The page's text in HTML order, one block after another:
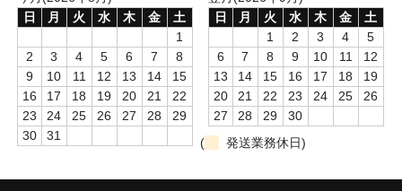
Eternal Smoke
Starbuzz
FML
日
月 火 水 木 金
土
1
2
3 4 5 6 7
8
9
10 11 12 13 14
15
16
17 18 19 20 21
22
23
24 25 26 27 28
29
30
31
日
月 火 水 木 金
土
1
2 3 4
5
6
7 8 9 10 11
12
13
14 15 16 17 18
19
20
21 22 23 24 25
26
27
28 29
30
(
発送業務休日)